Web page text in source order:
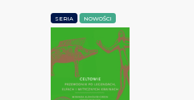
SERIA NOWOŚCI